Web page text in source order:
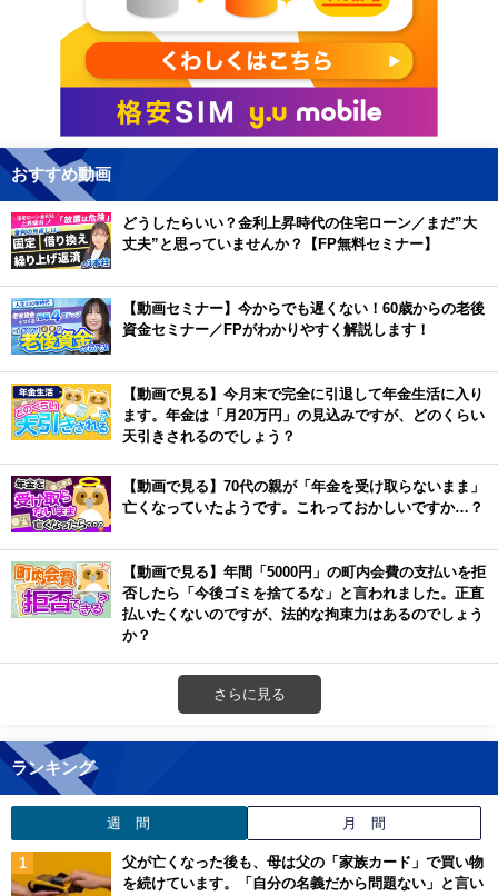
おすすめ動画
どうしたらいい？金利上昇時代の住宅ローン／まだ”大
丈夫”と思っていませんか？【FP無料セミナー】
【動画セミナー】今からでも遅くない！60歳からの老後
資金セミナー／FPがわかりやすく解説します！
【動画で見る】今月末で完全に引退して年金生活に入り
ます。年金は「月20万円」の見込みですが、どのくらい
天引きされるのでしょう？
【動画で見る】70代の親が「年金を受け取らないまま」
亡くなっていたようです。これっておかしいですか…？
【動画で見る】年間「5000円」の町内会費の支払いを拒
否したら「今後ゴミを捨てるな」と言われました。正直
払いたくないのですが、法的な拘束力はあるのでしょう
か？
さらに見る
ランキング
週 間 月 間
父が亡くなった後も、母は父の「家族カード」で買い物
を続けています。「自分の名義だから問題ない」と言い